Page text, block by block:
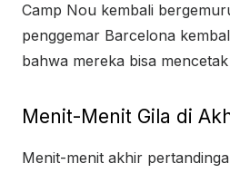
Camp Nou kembali
penggemar Barcelona
bahwa mereka bisa
Menit-Menit Gila di
Menit-menit akhir